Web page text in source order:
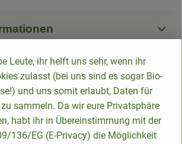
Leute, ihr helft uns sehr, wenn ihr
zulasst (bei uns sind es sogar Bio-
und uns somit erlaubt, Daten für
sammeln. Da wir eure Privatsphäre
habt ihr in Übereinstimmung mit der
136/EG (E-Privacy) die Möglichkeit